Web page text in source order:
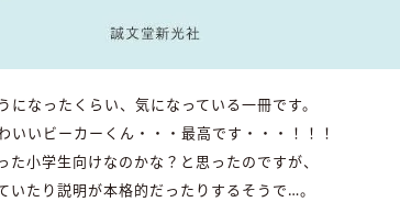
なったくらい、気になっている一冊です。
いいビーカーくん・・・最高です・・・！！！
た小学生向けなのかな？と思ったのですが、
いたり説明が本格的だったりするそうで…。